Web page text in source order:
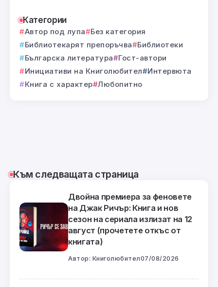
Категории
Автор под лупа
Без категория
Библиотекарят препоръчва
Библиотеки
Българска литература
Гост-автори
Инициативи на Книголюбител
Интервюта
Книга с характер Любопитно
Към следващата страница
Двойна премиера за феновете
на Джак Ричър: Книга и нов
сезон на сериала излизат на 12
август (прочетете откъс от
книгата)
Автор: Книголюбител07/08/2026